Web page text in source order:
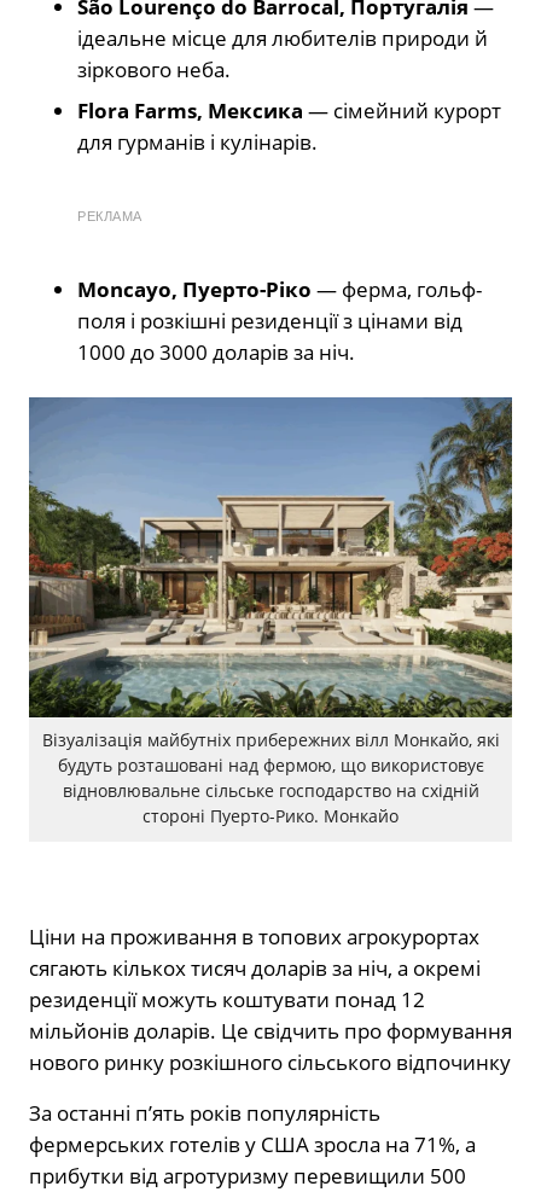
São Lourenço do Barrocal, Португалія —
ідеальне місце для любителів природи й
зіркового неба.
Flora Farms, Мексика — сімейний курорт
для гурманів і кулінарів.
РЕКЛАМА
Moncayo, Пуерто-Ріко — ферма, гольф-
поля і розкішні резиденції з цінами від
1000 до 3000 доларів за ніч.
Візуалізація майбутніх прибережних вілл Монкайо, які
будуть розташовані над фермою, що використовує
відновлювальне сільське господарство на східній
стороні Пуерто-Рико. Монкайо
Ціни на проживання в топових агрокурортах
сягають кількох тисяч доларів за ніч, а окремі
резиденції можуть коштувати понад 12
мільйонів доларів. Це свідчить про формування
нового ринку розкішного сільського відпочинку
За останні п’ять років популярність
фермерських готелів у США зросла на 71%, а
прибутки від агротуризму перевищили 500